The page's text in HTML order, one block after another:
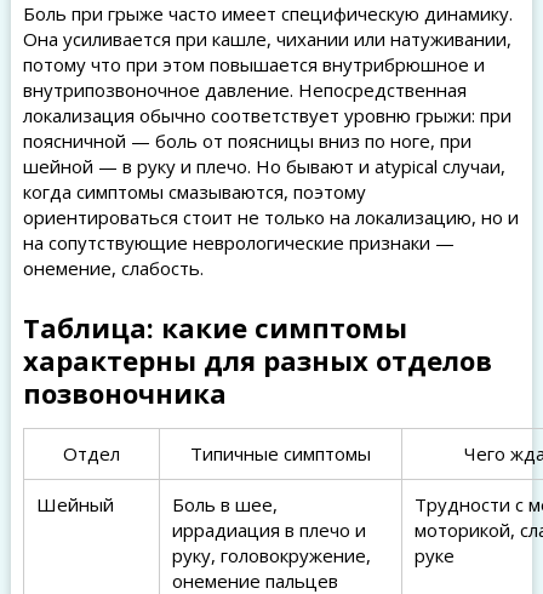
Боль при грыже часто имеет специфическую динамику.
Она усиливается при кашле, чихании или натуживании,
потому что при этом повышается внутрибрюшное и
внутрипозвоночное давление. Непосредственная
локализация обычно соответствует уровню грыжи: при
поясничной — боль от поясницы вниз по ноге, при
шейной — в руку и плечо. Но бывают и atypical случаи,
когда симптомы смазываются, поэтому
ориентироваться стоит не только на локализацию, но и
на сопутствующие неврологические признаки —
онемение, слабость.
Таблица: какие симптомы
характерны для разных отделов
позвоночника
Отдел Типичные симптомы Чего
Шейный
Боль в шее,
иррадиация в плечо и
руку, головокружение,
онемение пальцев
Трудности с
моторикой,
руке